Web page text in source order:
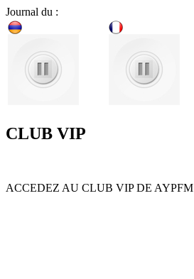
Journal du :
CLUB VIP
ACCEDEZ AU CLUB VIP DE AYPFM